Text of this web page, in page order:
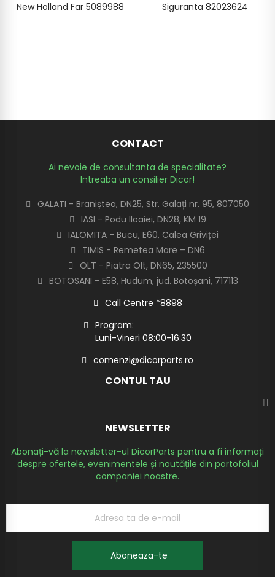
New Holland Far 5089988 Siguranta 82023624
CONTACT
Ai nevoie de consultanta de specialitate?
Intreaba un consilier Dicor!
GALATI - Braniștea, DN25, Str. Galați nr. 95, 807050
IASI - Podu Iloaiei, DN28, KM 19
IALOMITA - Bucu, E60, Calea Griviței
TIMIS - Remetea Mare – DN6
OLT - Piatra Olt, DN65, 235500
BOTOSANI - E58, Hudum, jud. Botoșani, 717113
Call Centre *8898
Program:
Luni-Vineri 08:00-16:30
comenzi@dicorparts.ro
CONTUL TAU
NEWSLETTER
Abonați-vă la newsletter-ul DicorParts pentru a fi informați
despre ofertele, evenimentele și noutățile din portofoliul
companiei noastre.
Aboneaza-te